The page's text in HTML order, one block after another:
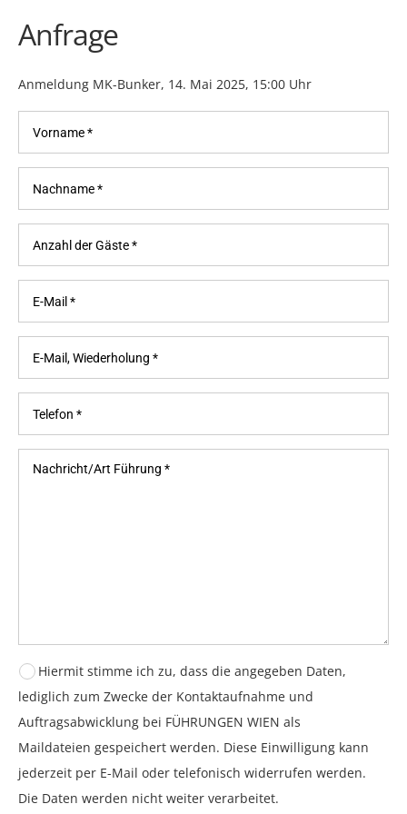
Anfrage
Anmeldung MK-Bunker, 14. Mai 2025, 15:00 Uhr
Hiermit stimme ich zu, dass die angegeben Daten,
lediglich zum Zwecke der Kontaktaufnahme und
Auftragsabwicklung bei FÜHRUNGEN WIEN als
Maildateien gespeichert werden. Diese Einwilligung kann
jederzeit per E-Mail oder telefonisch widerrufen werden.
Die Daten werden nicht weiter verarbeitet.